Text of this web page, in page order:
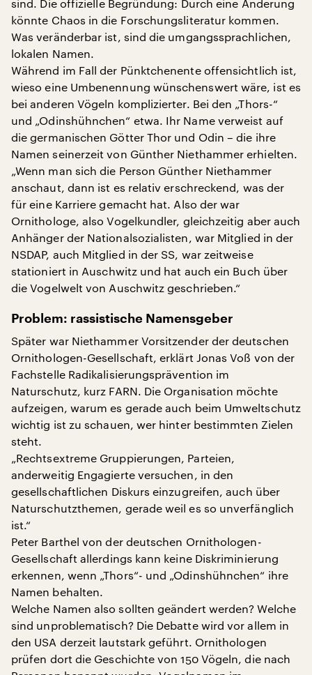
sind. Die offizielle Begründung: Durch eine Änderung
könnte Chaos in die Forschungsliteratur kommen.
Was veränderbar ist, sind die umgangssprachlichen,
lokalen Namen.
Während im Fall der Pünktchenente offensichtlich ist,
wieso eine Umbenennung wünschenswert wäre, ist es
bei anderen Vögeln komplizierter. Bei den „Thors-“
und „Odinshühnchen“ etwa. Ihr Name verweist auf
die germanischen Götter Thor und Odin – die ihre
Namen seinerzeit von Günther Niethammer erhielten.
„Wenn man sich die Person Günther Niethammer
anschaut, dann ist es relativ erschreckend, was der
für eine Karriere gemacht hat. Also der war
Ornithologe, also Vogelkundler, gleichzeitig aber auch
Anhänger der Nationalsozialisten, war Mitglied in der
NSDAP, auch Mitglied in der SS, war zeitweise
stationiert in Auschwitz und hat auch ein Buch über
die Vogelwelt von Auschwitz geschrieben.“
Problem: rassistische Namensgeber
Später war Niethammer Vorsitzender der deutschen
Ornithologen-Gesellschaft, erklärt Jonas Voß von der
Fachstelle Radikalisierungsprävention im
Naturschutz, kurz FARN. Die Organisation möchte
aufzeigen, warum es gerade auch beim Umweltschutz
wichtig ist zu schauen, wer hinter bestimmten Zielen
steht.
„Rechtsextreme Gruppierungen, Parteien,
anderweitig Engagierte versuchen, in den
gesellschaftlichen Diskurs einzugreifen, auch über
Naturschutzthemen, gerade weil es so unverfänglich
ist.“
Peter Barthel von der deutschen Ornithologen-
Gesellschaft allerdings kann keine Diskriminierung
erkennen, wenn „Thors“- und „Odinshühnchen“ ihre
Namen behalten.
Welche Namen also sollten geändert werden? Welche
sind unproblematisch? Die Debatte wird vor allem in
den USA derzeit lautstark geführt. Ornithologen
prüfen dort die Geschichte von 150 Vögeln, die nach